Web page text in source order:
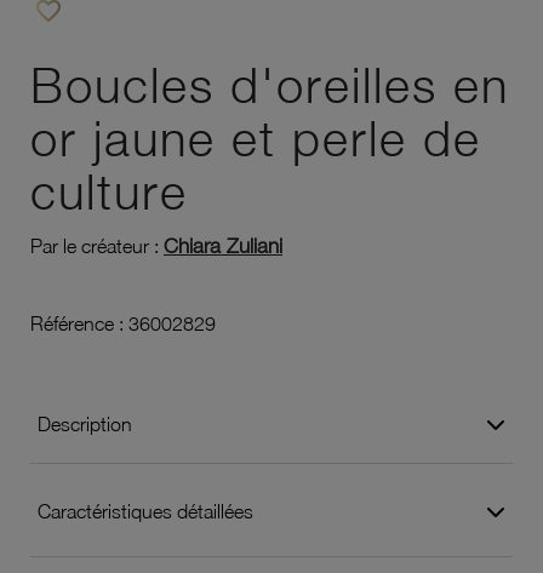
favorite_border
Boucles d'oreilles en
or jaune et perle de
culture
Par le créateur : Chiara Zuliani
Référence : 36002829
Description
Caractéristiques détaillées